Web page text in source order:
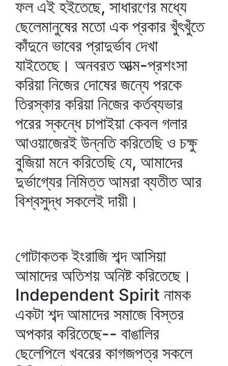
ফল এই হইতেছে, সাধারণের মধ্যে
ছেলেমানুষের মতো এক প্রকার খুঁৎখুঁতে
কাঁদুনে ভাবের প্রাদুর্ভাব দেখা
যাইতেছে। অনবরত আত্ম-প্রশংসা
করিয়া নিজের দোষের জন্যে পরকে
তিরস্কার করিয়া নিজের কর্তব্যভার
পরের স্কন্ধে চাপাইয়া কেবল গলার
আওয়াজেরই উন্নতি করিতেছি ও চক্ষু
বুজিয়া মনে করিতেছি যে, আমাদের
দুর্ভাগ্যের নিমিত্ত আমরা ব্যতীত আর
বিশ্বসুদ্ধ সকলেই দায়ী।
গোটাকতক ইংরাজি শব্দ আসিয়া
আমাদের অতিশয় অনিষ্ট করিতেছে।
Independent Spirit নামক
একটা শব্দ আমাদের সমাজে বিস্তর
অপকার করিতেছে-- বাঙালির
ছেলেপিলে খবরের কাগজপত্র সকলে